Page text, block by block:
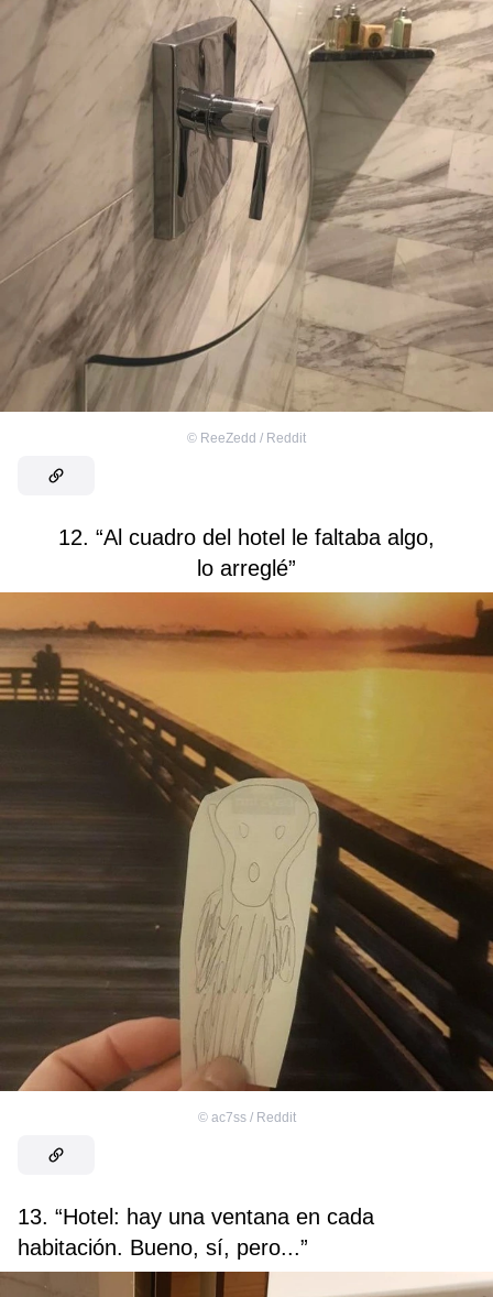
© ReeZedd / Reddit
12. “Al cuadro del hotel le faltaba algo,
lo arreglé”
© ac7ss / Reddit
13. “Hotel: hay una ventana en cada
habitación. Bueno, sí, pero...”